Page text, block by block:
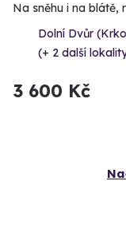
Na sněhu i na blátě,
Dolní Dvůr
(+ 2 další
3 600 Kč